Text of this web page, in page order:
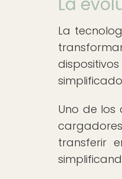
La
Uno de
transferir